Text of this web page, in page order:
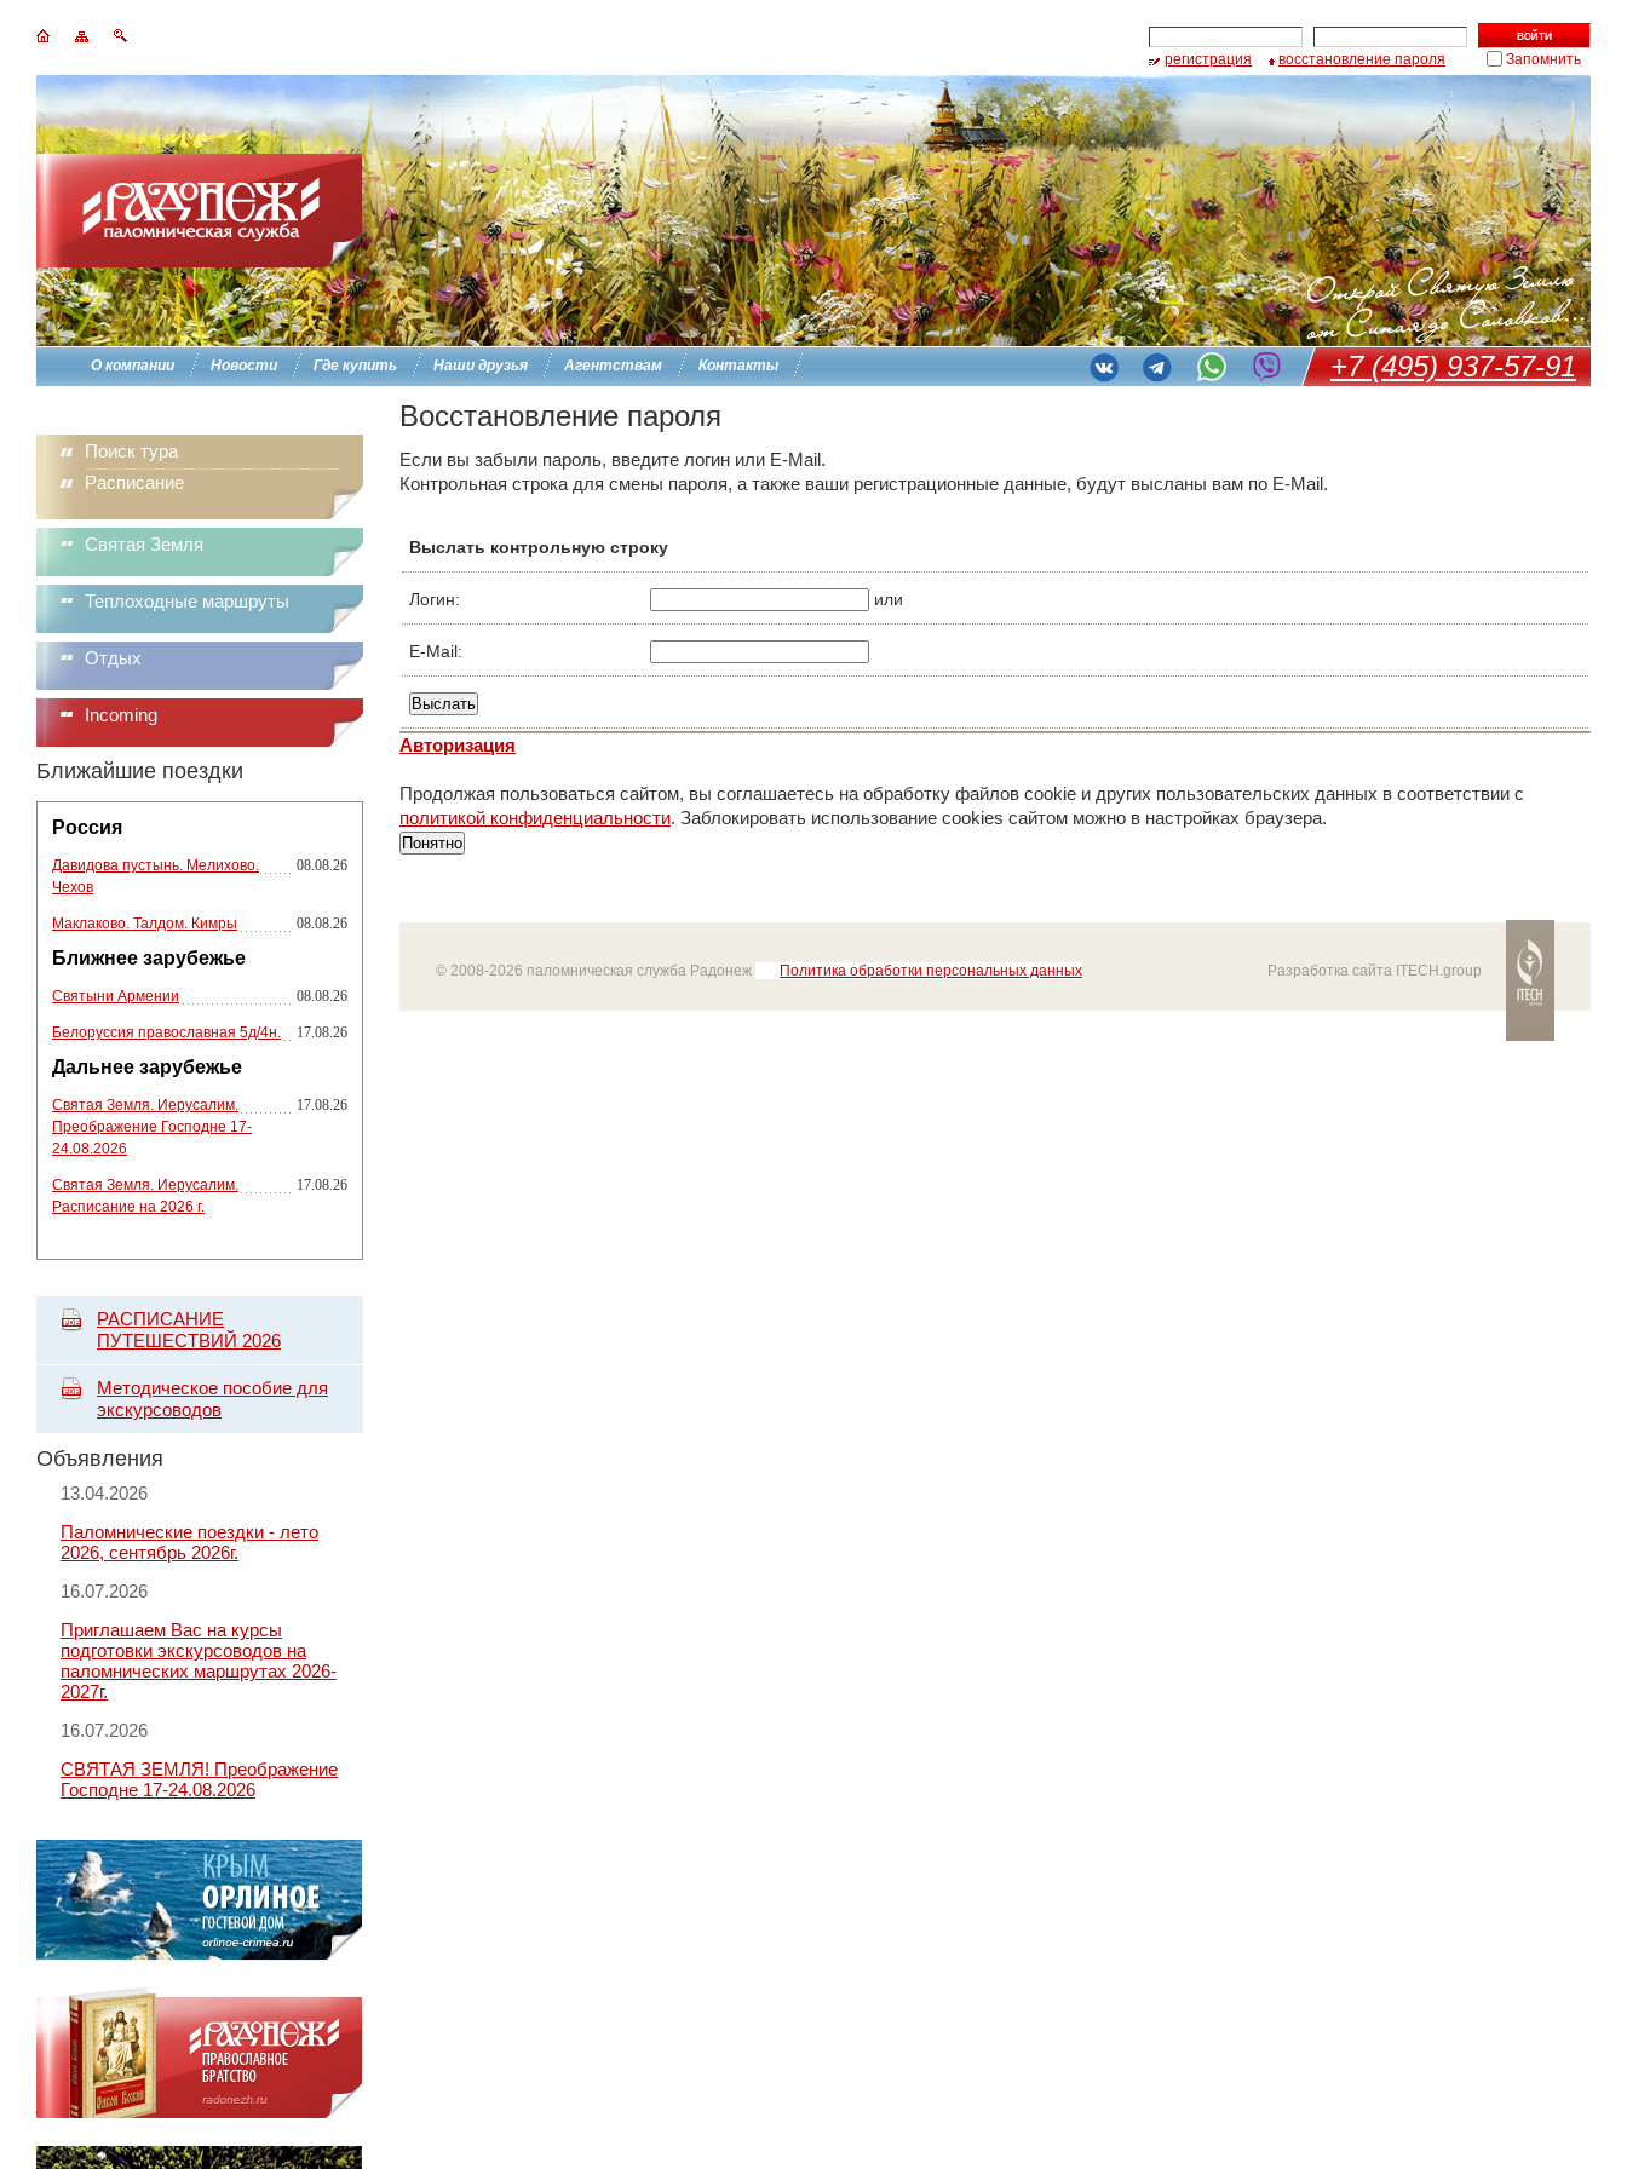
регистрация восстановление пароля Запомнить
О компании Новости Где купить Наши друзья Агентствам Контакты +7 (495) 937-57-91
Поиск тура
Расписание
Святая Земля
Теплоходные маршруты
Отдых
Incoming
Ближайшие поездки
Россия
Давидова пустынь. Мелихово.
Чехов
08.08.26
Маклаково. Талдом. Кимры 08.08.26
Ближнее зарубежье
Святыни Армении 08.08.26
Белоруссия православная 5д/4н. 17.08.26
Дальнее зарубежье
Святая Земля. Иерусалим.
Преображение Господне 17-
24.08.2026
17.08.26
Святая Земля. Иерусалим.
Расписание на 2026 г.
17.08.26
РАСПИСАНИЕ
ПУТЕШЕСТВИЙ 2026
Методическое пособие для
экскурсоводов
Объявления
13.04.2026
Паломнические поездки - лето
2026, сентябрь 2026г.
16.07.2026
Приглашаем Вас на курсы
подготовки экскурсоводов на
паломнических маршрутах 2026-
2027г.
16.07.2026
СВЯТАЯ ЗЕМЛЯ! Преображение
Господне 17-24.08.2026
Восстановление пароля
Если вы забыли пароль, введите логин или E-Mail.
Контрольная строка для смены пароля, а также ваши регистрационные данные, будут высланы вам по E-Mail.
Выслать контрольную строку
Логин: или
E-Mail:
Авторизация
Продолжая пользоваться сайтом, вы соглашаетесь на обработку файлов cookie и других пользовательских данных в соответствии с
политикой конфиденциальности. Заблокировать использование cookies сайтом можно в настройках браузера.
Понятно
© 2008-2026 паломническая служба Радонеж Политика обработки персональных данных Разработка сайта ITECH.group